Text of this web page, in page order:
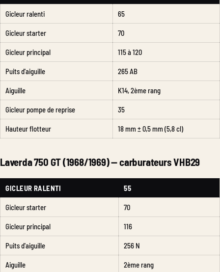
Gicleur ralenti 65
Gicleur starter 70
Gicleur principal 115 à 120
Puits d'aiguille 265 AB
Aiguille K14, 2ème rang
Gicleur pompe de reprise 35
Hauteur flotteur 18 mm ± 0,5 mm (5,8 cl)
Laverda 750 GT (1968/1969) — carburateurs VHB29
GICLEUR RALENTI 55
Gicleur starter 70
Gicleur principal 116
Puits d'aiguille 256 N
Aiguille 2ème rang